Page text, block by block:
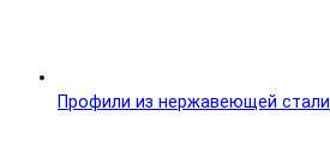
Профили из нержавеющей стали